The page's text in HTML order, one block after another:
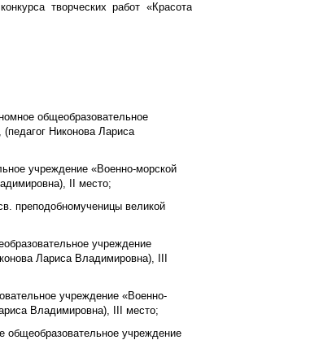
творческих работ «Красота
общеобразовательное
Никонова Лариса
учреждение «Военно-морской
II место;
преподобномученицы великой
учреждение
Лариса Владимировна), III
учреждение «Военно-
Владимировна), III место;
общеобразовательное учреждение